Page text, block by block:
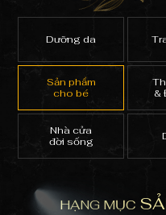
Dưỡng da
Sản phẩm
cho bé
&
Nhà cửa
đời sống
HẠNG MỤC